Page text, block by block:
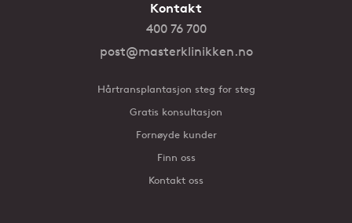
Kontakt
400 76 700
post@masterklinikken.no
Hårtransplantasjon steg for steg
Gratis konsultasjon
Fornøyde kunder
Finn oss
Kontakt oss